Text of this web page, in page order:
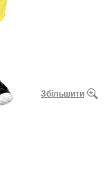
Збільшити